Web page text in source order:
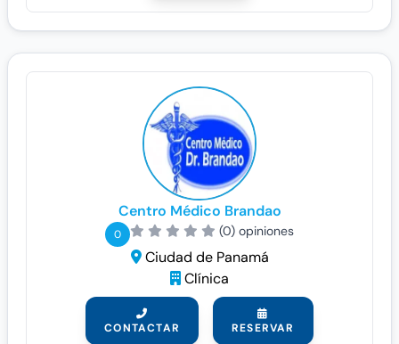
Centro Médico Brandao
0 (0) opiniones
Ciudad de Panamá
Clínica
CONTACTAR RESERVAR